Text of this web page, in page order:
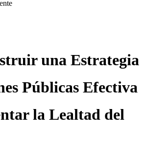
una Estrategia
Públicas Efectiva
la Lealtad del